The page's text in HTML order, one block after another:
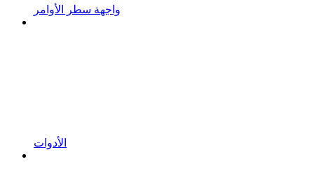
واجهة سطر الأوامر
الأدوات